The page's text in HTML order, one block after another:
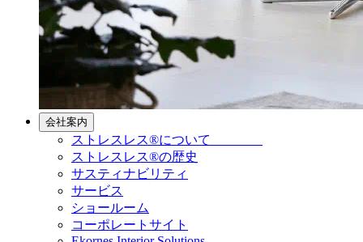
会社案内
ストレスレス®について
ストレスレス®の歴史
サスティナビリティ
サービス
ショールーム
コーポレートサイト